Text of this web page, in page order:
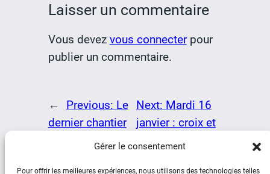
Gérer le consentement
Pour offrir les meilleures expériences, nous utilisons des technologies telles
Laisser un commentaire
Vous devez vous connecterpour
publier un commentaire.
← Previous: Le
dernier chantier
Next: Mardi 16
janvier : croix et
bois